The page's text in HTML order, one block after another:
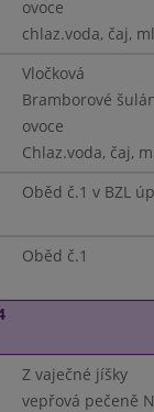
ovoce
chlaz.voda, čaj,
Vločková
Bramborové
ovoce
Chlaz.voda, čaj,
Oběd č.1 v BZL
Oběd č.1
Z vaječné jíšky
vepřová pečeně